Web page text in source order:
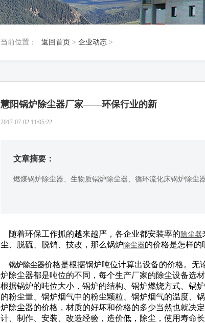
当前位置： 返回首页 > 企业动态 >
慧阳锅炉除尘器厂家——环保行业的新
2017-07-02 11:05:22
文章摘要：
燃煤锅炉除尘器、生物质锅炉除尘器、循环流化床锅炉除尘
随着环保工作抓的越来越严，各企业都安装率的 除尘器
尘、脱硫、脱销、技改，那么锅炉 除尘器的价格是怎样的
锅炉除尘器价格是根据锅炉吨位计算出设备的价格。无
炉除尘器都是吨位的不同，每个生产厂家的除尘设备选
根据锅炉的吨位大小，锅炉的结构、锅炉燃烧方式、锅
的粉尘量、锅炉烟气中的粉尘颗粒、锅炉烟气的温度、
炉除尘器的价格，材质的好坏和价格的多少当然也就决
计、制作、安装、改造经验，造价低，除尘，使用寿命长